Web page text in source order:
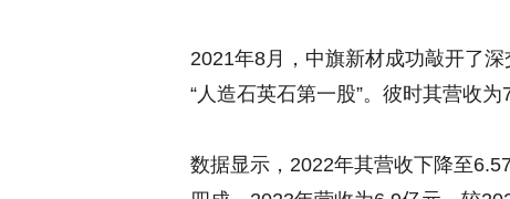
2021年8月，中旗新材成功敲开了
“人造石英石第一股”。彼时其营收为
数据显示，2022年其营收下降至